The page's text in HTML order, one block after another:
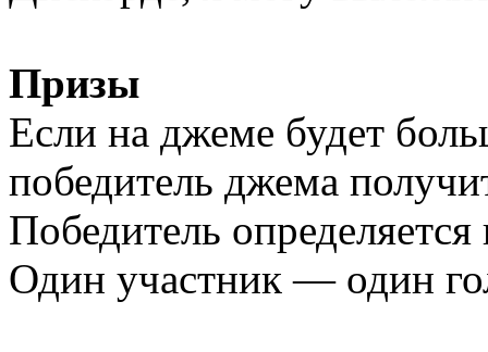
Призы
Если на джеме будет
победитель джема
Победитель
Один участник — один